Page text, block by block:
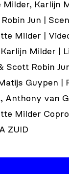
Milder, Karlijn
Jun |
Milder |
Milder |
Scott Robin Jun
Guypen |
Anthony van
Milder
ZUID